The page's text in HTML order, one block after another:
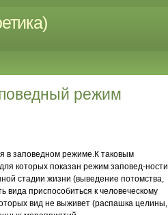
режим
в заповедном режиме.К таковым
которых показан режим заповед-ности
стадии жизни (выведение потомства,
вида приспособиться к человеческому
вид не выживет (распашка целины,